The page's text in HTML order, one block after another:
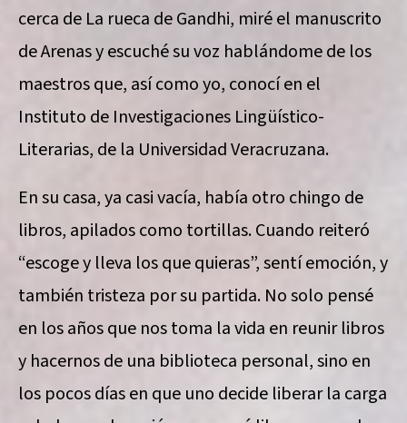
cerca de La rueca de Gandhi, miré el manuscrito
de Arenas y escuché su voz hablándome de los
maestros que, así como yo, conocí en el
Instituto de Investigaciones Lingüístico-
Literarias, de la Universidad Veracruzana.
En su casa, ya casi vacía, había otro chingo de
libros, apilados como tortillas. Cuando reiteró
“escoge y lleva los que quieras”, sentí emoción, y
también tristeza por su partida. No solo pensé
en los años que nos toma la vida en reunir libros
y hacernos de una biblioteca personal, sino en
los pocos días en que uno decide liberar la carga